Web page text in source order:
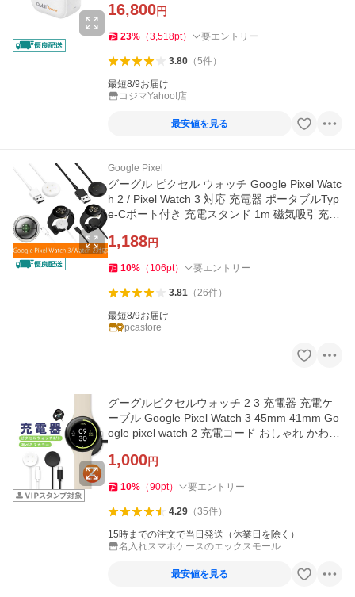
16,800円
23% （3,518pt） 要エントリー
3.80（5件）
最短8/9お届け
コジマYahoo!店
最安値を見る
Google Pixel
グーグル ピクセル ウォッチ Google Pixel Watc
h 2 / Pixel Watch 3 対応 充電器 ポータブルTyp
e-Cポート付き 充電スタンド 1m 磁気吸引充電
1,188円
10% （ 106pt） 要エントリー
3.81（26件）
最短8/9お届け
pcastore
グーグルピクセルウォッチ 2 3 充電器 充電ケ
ーブル Google Pixel Watch 3 45mm 41mm Go
ogle pixel watch 2 充電コード おしゃれ かわい
1,000円
10% （90pt） 要エントリー
4.29（35件）
15時までの注文で当日発送（休業日を除く）
名入れスマホケースのエックスモール
最安値を見る